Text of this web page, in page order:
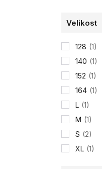
Velikost
128 (1)
140 (1)
152 (1)
164 (1)
L (1)
M (1)
S (2)
XL (1)